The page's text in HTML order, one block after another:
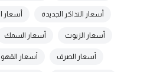
أسعار التذاكر الجديدة أسعار
أسعار الزيوت أسعار السمك
أسعار الصرف أسعار